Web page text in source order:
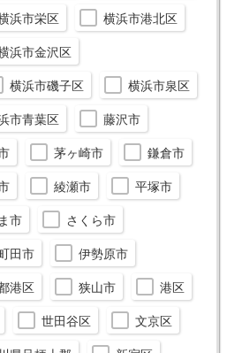
浜市栄区 横浜市港北区
浜市金沢区
横浜市磯子区 横浜市泉区
市青葉区 藤沢市
茅ヶ崎市 鎌倉市
綾瀬市 平塚市
市 さくら市
田市 伊勢原市
港区 狭山市 港区
世田谷区 文京区